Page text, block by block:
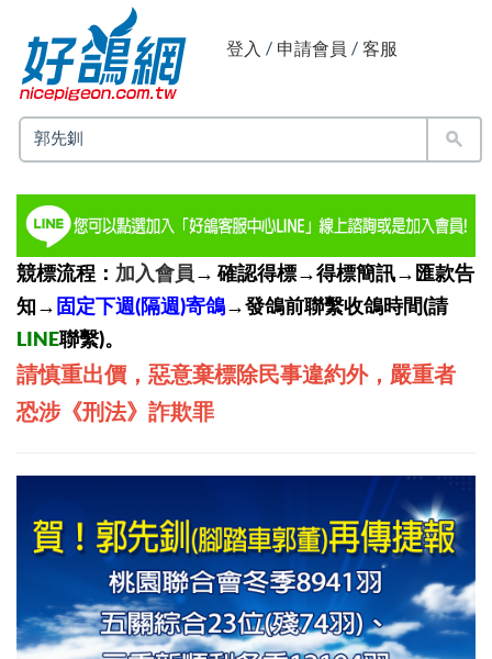
登入 / 申請會員 / 客服
競標流程： 加入會員→ 確認得標→得標簡訊→匯款告
知→ 固定下週(隔週)寄鴿→發鴿前聯繫收鴿時間(請
LINE聯繫)。
請慎重出價，惡意棄標除民事違約外，嚴重者
恐涉《刑法》詐欺罪